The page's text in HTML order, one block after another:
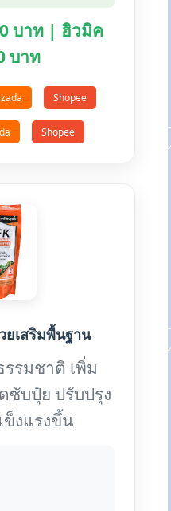
บาท | ฮิวมิค
บาท
Shopee
Shopee
ยเสริมพื้นฐาน
รมชาติ เพิ่ม
ซับปุ๋ย ปรับปรุง
งแรงขึ้น